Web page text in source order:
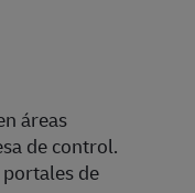
áreas
de control.
portales de